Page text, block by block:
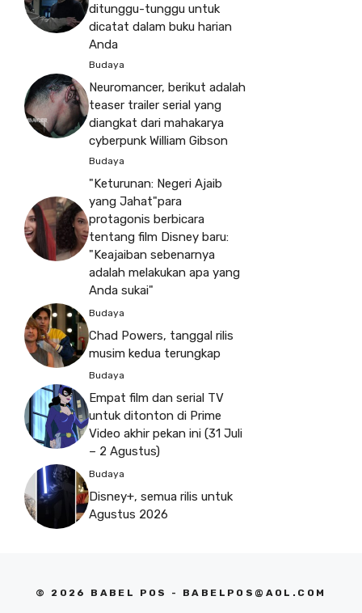
ditunggu-tunggu untuk
dicatat dalam buku harian
Anda
Budaya
Neuromancer, berikut adalah
teaser trailer serial yang
diangkat dari mahakarya
cyberpunk William Gibson
Budaya
"Keturunan: Negeri Ajaib
yang Jahat"para
protagonis berbicara
tentang film Disney baru:
"Keajaiban sebenarnya
adalah melakukan apa yang
Anda sukai"
Budaya
Chad Powers, tanggal rilis
musim kedua terungkap
Budaya
Empat film dan serial TV
untuk ditonton di Prime
Video akhir pekan ini (31 Juli
– 2 Agustus)
Budaya
Disney+, semua rilis untuk
Agustus 2026
© 2026 BABEL POS - BABELPOS@AOL.COM